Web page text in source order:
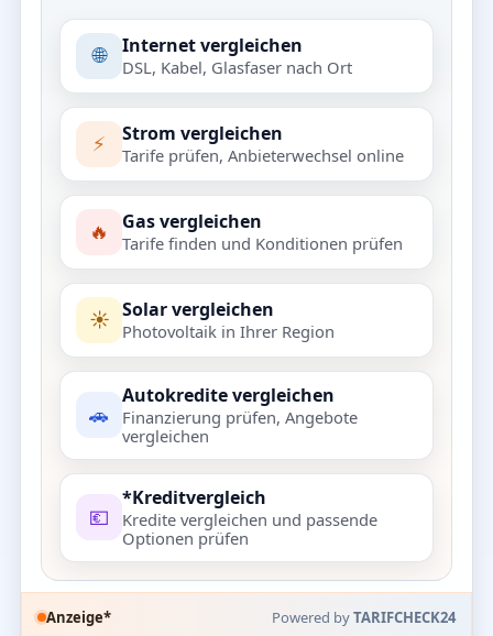
🌐 Internet vergleichen
DSL, Kabel, Glasfaser nach Ort
⚡ Strom vergleichen
Tarife prüfen, Anbieterwechsel online
🔥 Gas vergleichen
Tarife finden und Konditionen prüfen
☀️ Solar vergleichen
Photovoltaik in Ihrer Region
🚗
Autokredite vergleichen
Finanzierung prüfen, Angebote
vergleichen
💶
*Kreditvergleich
Kredite vergleichen und passende
Optionen prüfen
Anzeige* Powered byTARIFCHECK24